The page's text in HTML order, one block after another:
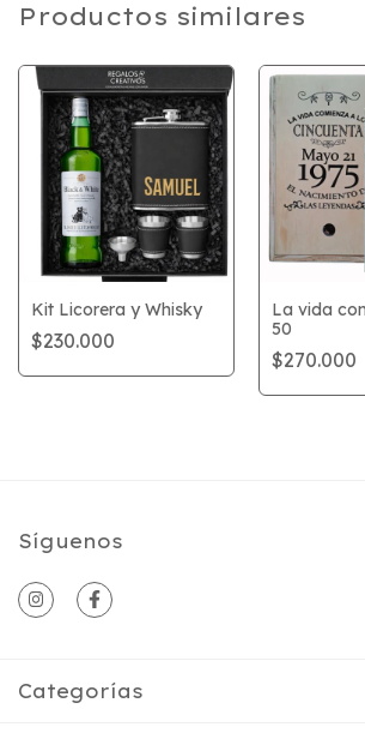
Productos similares
Kit Licorera y Whisky
$230.000
La vida
50
$270.000
Síguenos
Categorías